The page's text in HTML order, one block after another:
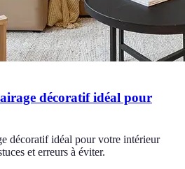
décoratif idéal pour
décoratif idéal pour votre intérieur
et erreurs à éviter.